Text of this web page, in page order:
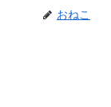
おねこ